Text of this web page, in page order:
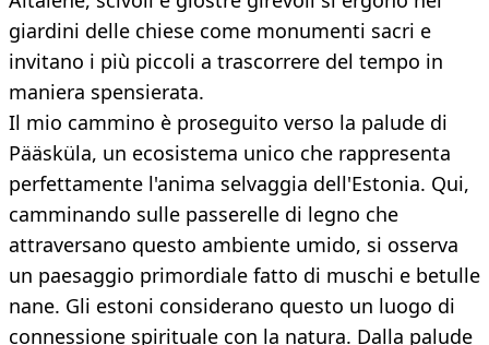
giardini delle chiese come monumenti sacri e
invitano i più piccoli a trascorrere del tempo in
maniera spensierata.
Il mio cammino è proseguito verso la palude di
Pääsküla, un ecosistema unico che rappresenta
perfettamente l'anima selvaggia dell'Estonia. Qui,
camminando sulle passerelle di legno che
attraversano questo ambiente umido, si osserva
un paesaggio primordiale fatto di muschi e betulle
nane. Gli estoni considerano questo un luogo di
connessione spirituale con la natura. Dalla palude